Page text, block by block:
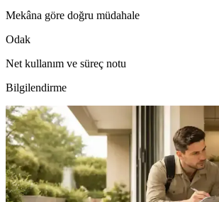
Mekâna göre doğru müdahale
Odak
Net kullanım ve süreç notu
Bilgilendirme